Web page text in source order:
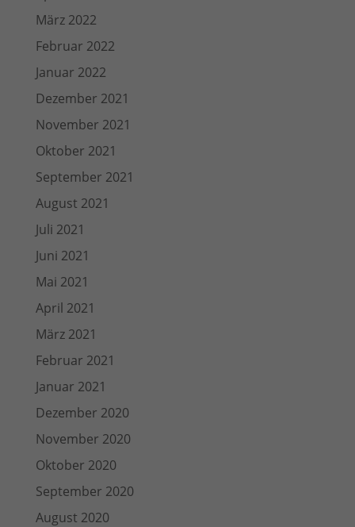
März 2022
Februar 2022
Januar 2022
Dezember 2021
November 2021
Oktober 2021
September 2021
August 2021
Juli 2021
Juni 2021
Mai 2021
April 2021
März 2021
Februar 2021
Januar 2021
Dezember 2020
November 2020
Oktober 2020
September 2020
August 2020